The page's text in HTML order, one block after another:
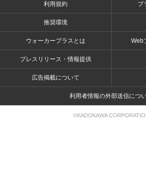
利用規約 プ
推奨環境
ウォーカープラスとは Web
プレスリリース・情報提供
広告掲載について
利用者情報の外部送信につ
©KADOKAWA